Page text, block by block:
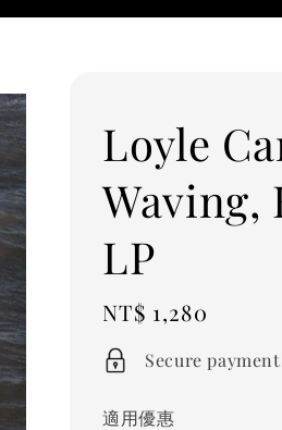
Loyle
Waving,
LP
Regular
price
NT$ 1,280
Secure
適用優惠